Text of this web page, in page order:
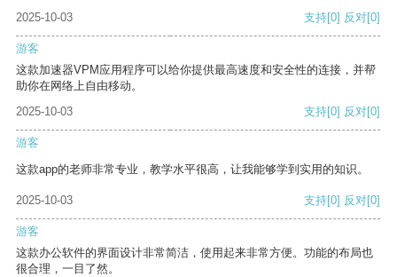
2025-10-03
支持[0] 反对[0]
游客
这款加速器VPM应用程序可以给你提供最高速度和安全性的连接，并帮
助你在网络上自由移动。
2025-10-03
支持[0] 反对[0]
游客
这款app的老师非常专业，教学水平很高，让我能够学到实用的知识。
2025-10-03 支持[0] 反对[0]
游客
这款办公软件的界面设计非常简洁，使用起来非常方便。功能的布局也
很合理，一目了然。